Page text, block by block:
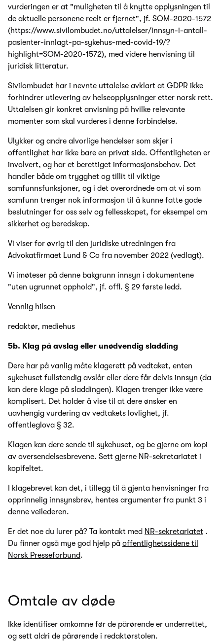
vurderingen er at "muligheten til å knytte opplysningen til
de aktuelle personene reelt er fjernet", jf. SOM-2020-1572
(https://www.sivilombudet.no/uttalelser/innsyn-i-antall-
pasienter-innlagt-pa-sykehus-med-covid-19/?
highlight=SOM-2020-1572), med videre henvisning til
juridisk litteratur.
Sivilombudet har i nevnte uttalelse avklart at GDPR ikke
forhindrer utlevering av helseopplysninger etter norsk rett.
Uttalelsen gir konkret anvisning på hvilke relevante
momenter som skal vurderes i denne forbindelse.
Ulykker og andre alvorlige hendelser som skjer i
offentlighet har ikke bare en privat side. Offentligheten er
involvert, og har et berettiget informasjonsbehov. Det
handler både om trygghet og tillit til viktige
samfunnsfunksjoner, og i det overordnede om at vi som
samfunn trenger nok informasjon til å kunne fatte gode
beslutninger for oss selv og fellesskapet, for eksempel om
sikkerhet og beredskap.
Vi viser for øvrig til den juridiske utredningen fra
Advokatfirmaet Lund & Co fra november 2022 (vedlagt).
Vi imøteser på denne bakgrunn innsyn i dokumentene
"uten ugrunnet opphold", jf. offl. § 29 første ledd.
Vennlig hilsen
redaktør, mediehus
5b. Klag på avslag eller unødvendig sladding
Dere har på vanlig måte klagerett på vedtaket, enten
sykehuset fullstendig avslår eller dere får delvis innsyn (da
kan dere klage på sladdingen). Klagen trenger ikke være
komplisert. Det holder å vise til at dere ønsker en
uavhengig vurdering av vedtakets lovlighet, jf.
offentleglova § 32.
Klagen kan dere sende til sykehuset, og be gjerne om kopi
av oversendelsesbrevene. Sett gjerne NR-sekretariatet i
kopifeltet.
I klagebrevet kan det, i tillegg til å gjenta henvisninger fra
opprinnelig innsynsbrev, hentes argumenter fra punkt 3 i
denne veilederen.
Er det noe du lurer på? Ta kontakt med NR-sekretariatet .
Du finner også mye god hjelp på offentlighetssidene til
Norsk Presseforbund.
Omtale av døde
Ikke identifiser omkomne før de pårørende er underrettet,
og sett aldri de pårørende i redaktørstolen.